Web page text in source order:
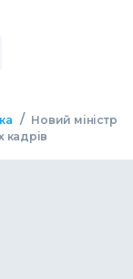
/ Новий міністр
кадрів